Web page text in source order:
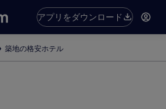
アプリをダウンロード
築地の格安ホテル